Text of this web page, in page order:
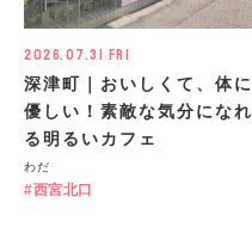
2026.07.31 Fri
深津町｜おいしくて、体に
優しい！素敵な気分になれ
る明るいカフェ
わだ
西宮北口